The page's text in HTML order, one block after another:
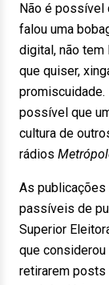
Não é possível
falou uma
digital, não tem
que quiser,
promiscuidade.
possível que
cultura de
rádios
As publicações
passíveis de
Superior
que
retirarem posts